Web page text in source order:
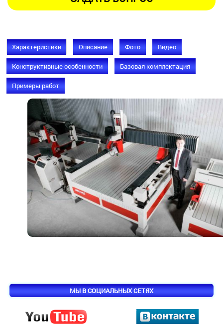
Характеристики Описание Фото Видео
Конструктивные особенности Базовая комплектация
Примеры работ
МЫ В СОЦИАЛЬНЫХ СЕТЯХ